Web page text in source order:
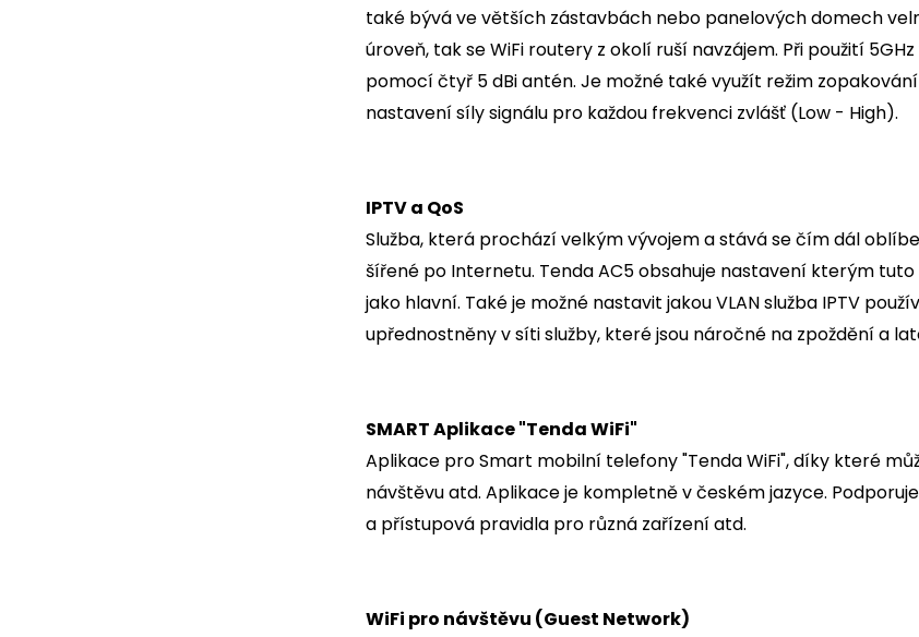
také bývá ve větších zástavbách nebo panelových domech
úroveň, tak se WiFi routery z okolí ruší navzájem. Při použití
pomocí čtyř 5 dBi antén. Je možné také využít režim
nastavení síly signálu pro každou frekvenci zvlášť (Low - High).
IPTV a QoS
Služba, která prochází velkým vývojem a stává se čím dál
šířené po Internetu. Tenda AC5 obsahuje nastavení kterým
jako hlavní. Také je možné nastavit jakou VLAN služba IPTV
upřednostněny v síti služby, které jsou náročné na zpoždění a
SMART Aplikace "Tenda WiFi"
Aplikace pro Smart mobilní telefony "Tenda WiFi", díky které
návštěvu atd. Aplikace je kompletně v českém jazyce.
a přístupová pravidla pro různá zařízení atd.
WiFi pro návštěvu (Guest Network)